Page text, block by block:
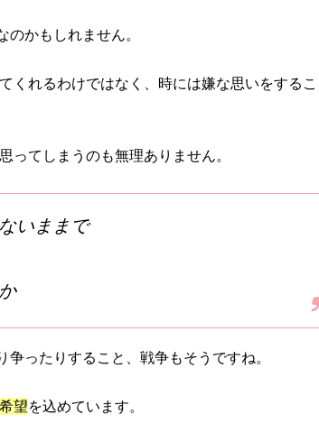
のかもしれません。
くれるわけではなく、時には嫌な思いをする
ってしまうのも無理ありません。
いままで
ったりすること、戦争もそうですね。
希望を込めています。